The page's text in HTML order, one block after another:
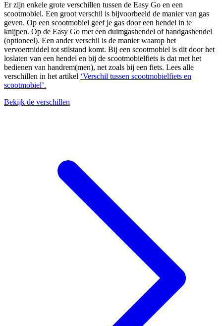
Er zijn enkele grote verschillen tussen de Easy Go en een
scootmobiel. Een groot verschil is bijvoorbeeld de manier van gas
geven. Op een scootmobiel geef je gas door een hendel in te
knijpen. Op de Easy Go met een duimgashendel of handgashendel
(optioneel). Een ander verschil is de manier waarop het
vervoermiddel tot stilstand komt. Bij een scootmobiel is dit door het
loslaten van een hendel en bij de scootmobielfiets is dat met het
bedienen van handrem(men), net zoals bij een fiets. Lees alle
verschillen in het artikel ‘Verschil tussen scootmobielfiets en
scootmobiel’.
Bekijk de verschillen